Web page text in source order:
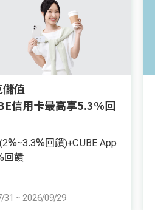
值
信用卡最高享5.3%回
回饋)+CUBE App
回饋
31 ~ 2026/09/29